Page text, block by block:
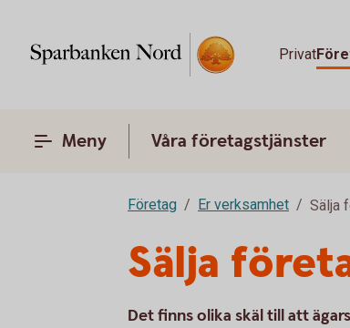
Privat
Meny Våra företagstjänster
Företag Er verksamhet Sälja
Sälja
Det finns olika skäl till att